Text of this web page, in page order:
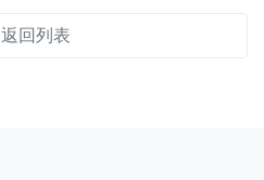
返回列表